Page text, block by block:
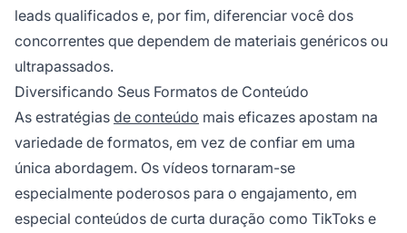
leads qualificados e, por fim, diferenciar você dos
concorrentes que dependem de materiais genéricos ou
ultrapassados.
Diversificando Seus Formatos de Conteúdo
As estratégias de conteúdo mais eficazes apostam na
variedade de formatos, em vez de confiar em uma
única abordagem. Os vídeos tornaram-se
especialmente poderosos para o engajamento, em
especial conteúdos de curta duração como TikToks e